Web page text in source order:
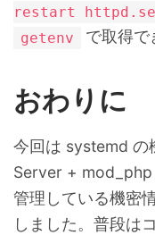
restart
getenv で取得で
おわりに
今回は systemd の
Server +
管理している機密
しました。普段は